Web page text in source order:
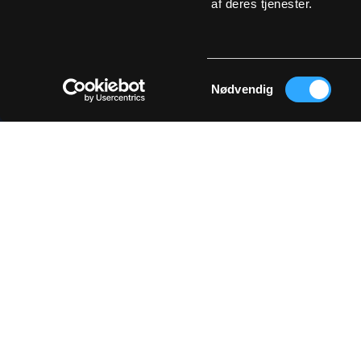
af deres tjenester.
Samtykkevalg
Nødvendig Få